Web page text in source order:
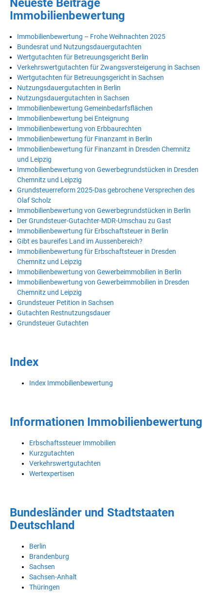
Neueste Beiträge
Immobilienbewertung
Immobilienbewertung – Frohe Weihnachten 2025
Bundesrat und Nutzungsdauergutachten
Wertgutachten für Betreuungsgericht Berlin
Verkehrswertgutachten für Zwangsversteigerung in Sachsen
Wertgutachten für Betreuungsgericht in Sachsen
Nutzungsdauergutachten in Berlin
Nutzungsdauergutachten in Sachsen
Immobilienbewertung Gemeinbedarfsflächen
Immobilienbewertung bei Enteignung
Immobilienbewertung von Erbbaurechten
Immobilienbewertung für Finanzamt in Berlin
Immobilienbewertung für Finanzamt in Dresden Chemnitz
und Leipzig
Immobilienbewertung von Gewerbegrundstücken in Dresden
Chemnitz und Leipzig
Grundsteuerreform 2025-Das gebrochene Versprechen des
Olaf Scholz
Immobilienbewertung von Gewerbegrundstücken in Berlin
Der Grundsteuer-Gutachter-MDR-Umschau zu Gast
Immobilienbewertung für Erbschaftsteuer in Berlin
Gibt es baureifes Land im Aussenbereich?
Immobilienbewertung für Erbschaftsteuer in Dresden
Chemnitz und Leipzig
Immobilienbewertung von Gewerbeimmobilien in Berlin
Immobilienbewertung von Gewerbeimmobilien in Dresden
Chemnitz und Leipzig
Grundsteuer Petition in Sachsen
Gutachten Restnutzungsdauer
Grundsteuer Gutachten
Index
Index Immobilienbewertung
Informationen Immobilienbewertung
Erbschaftssteuer Immobilien
Kurzgutachten
Verkehrswertgutachten
Wertexpertisen
Bundesländer und Stadtstaaten
Deutschland
Berlin
Brandenburg
Sachsen
Sachsen-Anhalt
Thüringen